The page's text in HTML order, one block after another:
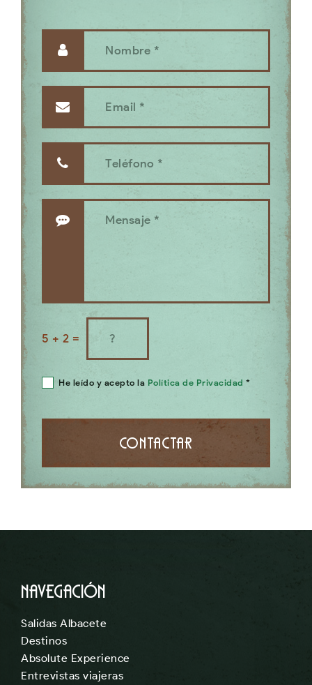
5 + 2 =
He leído y acepto la Política de Privacidad *
Contactar
Navegación
Salidas Albacete
Destinos
Absolute Experience
Entrevistas viajeras